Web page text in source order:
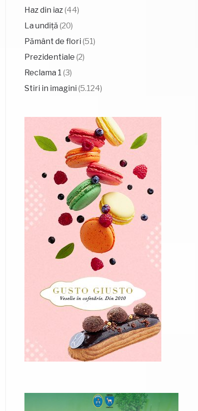
Haz din iaz(44)
La undiță (20)
Pământ de flori (51)
Prezidentiale (2)
Reclama 1 (3)
Stiri in imagini (5.124)